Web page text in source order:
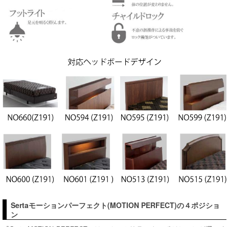
Sertaモーションパーフェクト(MOTION PERFECT)の４ポジショ
ン